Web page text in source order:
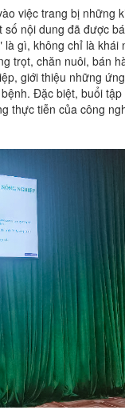
việc trang bị những
số nội dung đã được
là gì, không chỉ là
trọt, chăn nuôi, bán
giới thiệu những
Đặc biệt, buổi
thực tiễn của công